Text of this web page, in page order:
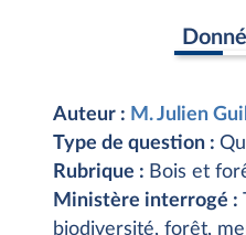
Auteur : M. Julien
Type de question :
Rubrique : Bois et
Ministère interrogé :
biodiversité, forêt,